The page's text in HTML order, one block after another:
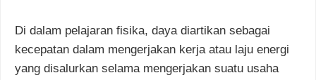
Di dalam pelajaran fisika, daya diartikan sebagai
kecepatan dalam mengerjakan kerja atau laju energi
yang disalurkan selama mengerjakan suatu usaha